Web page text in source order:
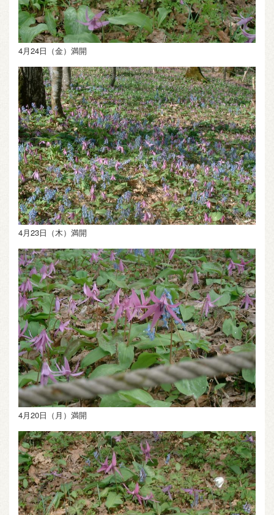
4月24日（金）満開
4月23日（木）満開
4月20日（月）満開